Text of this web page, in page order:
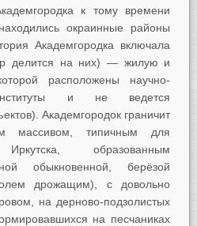
к тому времени
окраинные районы
Академгородка включала
делится на них) — жилую и
расположены научно-
Институты и не ведется
Академгородок граничит
массивом, типичным для
образованным
обыкновенной, берёзой
дрожащим), с довольно
на дерново-подзолистых
на песчаниках